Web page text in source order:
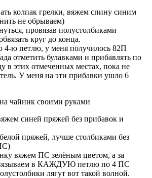
колпак грелки, вяжем спину синим
не обрываем)
провязав полустолбиками
круг до конца.
4-ю петлю, у меня получилось 82П
отметить булавками и прибавлять по
в этих отмеченных местах, пока не
У меня на эти прибавки ушло 6
синей пряжей без прибавок и
пряжей, лучше столбиками без
вяжем ПС зелёным цветом, а за
в КАЖДУЮ петлю по 4 ПС
лягут вот такой волной.